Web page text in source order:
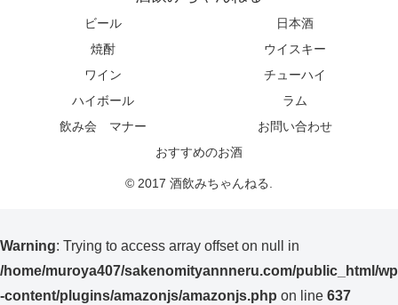
ビール
日本酒
焼酎
ウイスキー
ワイン
チューハイ
ハイボール
ラム
飲み会 マナー
お問い合わせ
おすすめのお酒
© 2017 酒飲みちゃんねる.
Warning: Trying to access array offset on null in
/home/muroya407/sakenomityannneru.com/public_html/wp
-content/plugins/amazonjs/amazonjs.php on line 637